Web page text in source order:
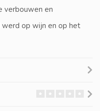
verbouwen en
op wijn en op het